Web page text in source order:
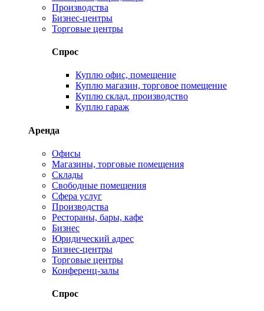
Производства
Бизнес-центры
Торговые центры
Спрос
Куплю офис, помещение
Куплю магазин, торговое помещение
Куплю склад, производство
Куплю гараж
Аренда
Офисы
Магазины, торговые помещения
Склады
Свободные помещения
Сфера услуг
Производства
Рестораны, бары, кафе
Бизнес
Юридический адрес
Бизнес-центры
Торговые центры
Конференц-залы
Спрос